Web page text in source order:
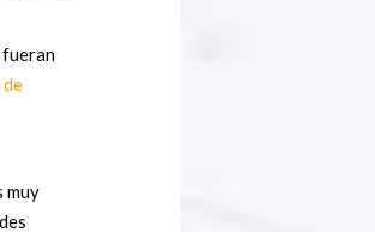
fueran
muy